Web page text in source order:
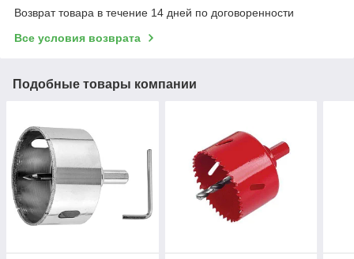
Возврат товара в течение 14 дней по договоренности
Все условия возврата
Подобные товары компании